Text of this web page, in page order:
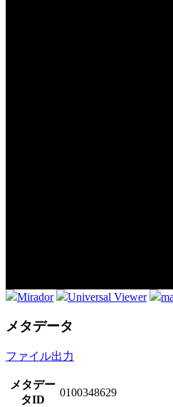
Mirador Universal Viewer
メタデータ
ファイル出力
メタデー
タID
0100348629